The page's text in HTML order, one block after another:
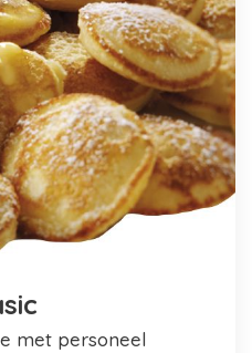
met personeel